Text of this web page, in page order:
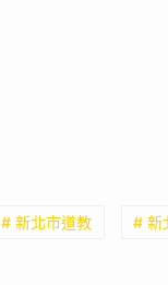
# 新北市道教 # 新